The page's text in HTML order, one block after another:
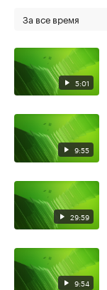
За все время
5:01
9:55
29:59
9:54